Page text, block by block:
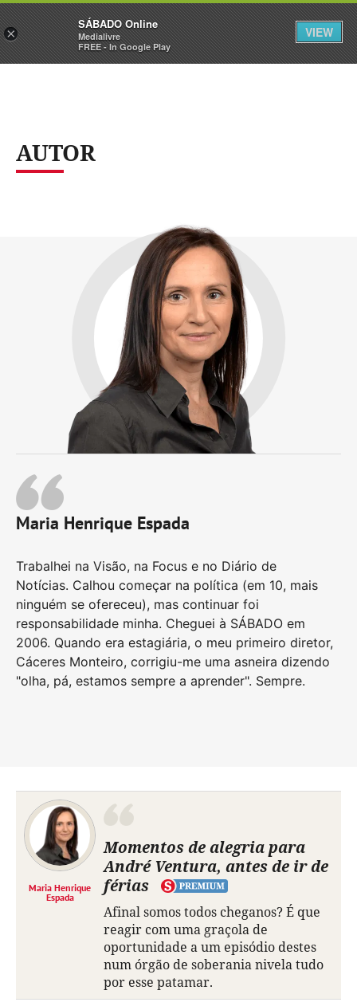
Sábado Assine Iniciar Sessão
AUTOR
Maria Henrique Espada
Trabalhei na Visão, na Focus e no Diário de
Notícias. Calhou começar na política (em 10, mais
ninguém se ofereceu), mas continuar foi
responsabilidade minha. Cheguei à SÁBADO em
2006. Quando era estagiária, o meu primeiro diretor,
Cáceres Monteiro, corrigiu-me uma asneira dizendo
"olha, pá, estamos sempre a aprender". Sempre.
Maria Henrique
Espada
Momentos de alegria para
André Ventura, antes de ir de
férias
Afinal somos todos cheganos? É que
reagir com uma graçola de
oportunidade a um episódio destes
num órgão de soberania nivela tudo
por esse patamar.
×
SÁBADO Online
Medialivre
FREE - In Google Play
VIEW